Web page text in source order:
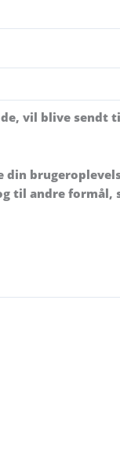
vil blive sendt
til andre formål,